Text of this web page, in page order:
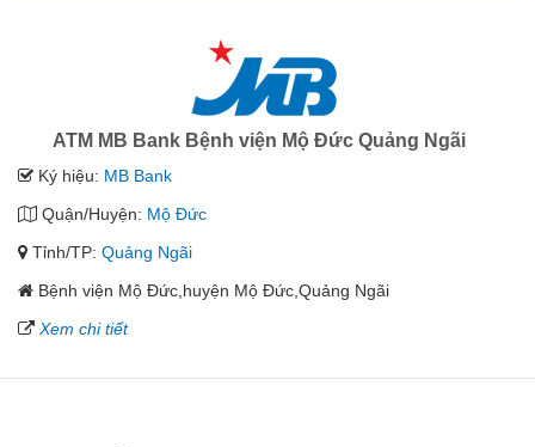
ATM MB Bank Bệnh viện Mộ Đức Quảng Ngãi
Ký hiệu: MB Bank
Quận/Huyện: Mộ Đức
Tỉnh/TP: Quảng Ngãi
Bệnh viện Mộ Đức,huyện Mộ Đức,Quảng Ngãi
Xem chi tiết